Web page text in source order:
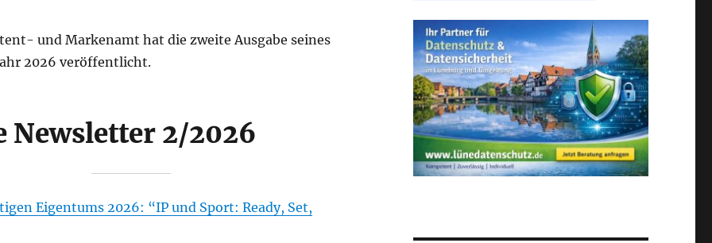
und Markenamt hat die zweite Ausgabe seines
2026 veröffentlicht.
Newsletter 2/2026
Eigentums 2026: “IP und Sport: Ready, Set,